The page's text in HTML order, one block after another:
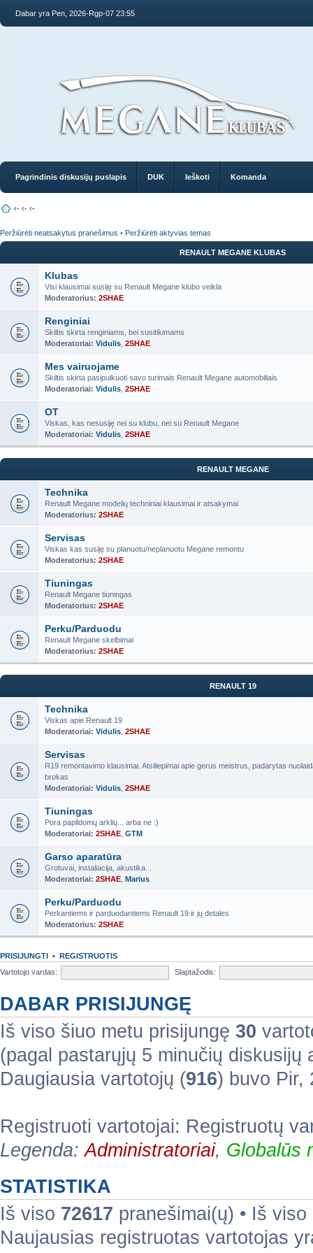
Dabar yra Pen, 2026-Rgp-07 23:55
Pagrindinis diskusijų puslapis DUK Ieškoti Komanda
‹- ‹- ‹-
Peržiūrėti neatsakytus pranešimus • Peržiūrėti aktyvias temas
RENAULT MEGANE KLUBAS
Klubas
Visi klausimai susiję su Renault Megane klubo veikla
Moderatorius: 2SHAE
Renginiai
Skiltis skirta renginiams, bei susitikimams
Moderatoriai: Vidulis 2SHAE
Mes vairuojame
Skiltis skirta pasipuikuoti savo turimais Renault Megane automobiliais
Moderatoriai: Vidulis 2SHAE
OT
Viskas, kas nesusiję nei su klubu, nei su Renault Megane
Moderatoriai: Vidulis 2SHAE
RENAULT MEGANE
Technika
Renault Megane modelių techniniai klausimai ir atsakymai
Moderatorius: 2SHAE
Servisas
Viskas kas susiję su planuotu/neplanuotu Megane remontu
Moderatorius: 2SHAE
Tiuningas
Renault Megane tiuningas
Moderatorius: 2SHAE
Perku/Parduodu
Renault Megane skelbimai
Moderatorius: 2SHAE
RENAULT 19
Technika
Viskas apie Renault 19
Moderatoriai: Vidulis 2SHAE
Servisas
R19 remontavimo klausimai. Atsiliepimai apie gerus meistrus, padarytas
brokas
Moderatoriai: Vidulis 2SHAE
Tiuningas
Pora papildomų arklių... arba ne :)
Moderatoriai: 2SHAE GTM
Garso aparatūra
Grotuvai, instaliacija, akustika...
Moderatoriai: 2SHAE Marius
Perku/Parduodu
Perkantiems ir parduodantiems Renault 19 ir jų detales
Moderatorius: 2SHAE
PRISIJUNGTI • REGISTRUOTIS
Vartotojo vardas:
Slaptažodis:
DABAR PRISIJUNGĘ
Iš viso šiuo metu prisijungę 30
(pagal pastarųjų 5 minučių diskusijų
Daugiausia vartotojų (916) buvo Pir,
Registruoti vartotojai: Registruotų
Legenda:Administratoriai, Globalūs
STATISTIKA
Iš viso 72617 pranešimai(ų) • Iš viso
Naujausias registruotas vartotojas